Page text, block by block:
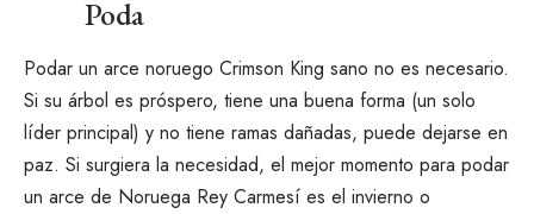
Poda
Podar un arce noruego Crimson King sano no es necesario.
Si su árbol es próspero, tiene una buena forma (un solo
líder principal) y no tiene ramas dañadas, puede dejarse en
paz. Si surgiera la necesidad, el mejor momento para podar
un arce de Noruega Rey Carmesí es el invierno o